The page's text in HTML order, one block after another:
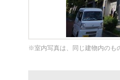
※室内写真は、同じ建物内のも